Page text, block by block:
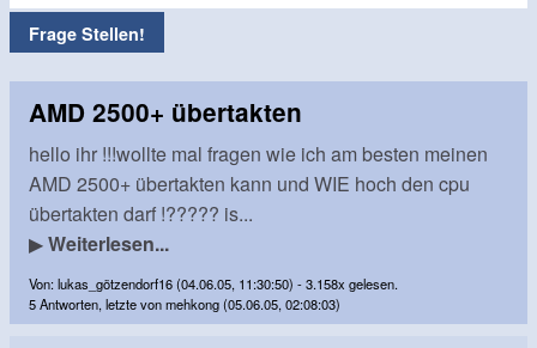
Frage Stellen!
AMD 2500+ übertakten
hello ihr !!!wollte mal fragen wie ich am besten meinen
AMD 2500+ übertakten kann und WIE hoch den cpu
übertakten darf !????? is...
▶Weiterlesen...
Von: lukas_götzendorf16 (04.06.05, 11:30:50) - 3.158x gelesen.
5 Antworten, letzte von mehkong (05.06.05, 02:08:03)